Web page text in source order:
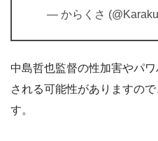
— からくさ
中島哲也監督の性加害やパ
される可能性がありますの
す。